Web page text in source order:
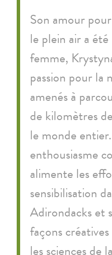
Son amour
le plein air a été
femme,
passion pour la
amenés à
de kilomètres
le monde
enthousiasme
alimente les
sensibilisation
Adirondacks et
façons
les sciences de